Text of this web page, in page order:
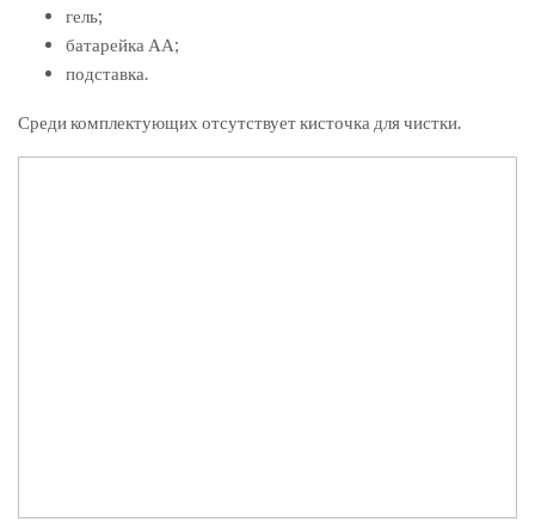
гель;
батарейка АА;
подставка.
Среди комплектующих отсутствует кисточка для чистки.